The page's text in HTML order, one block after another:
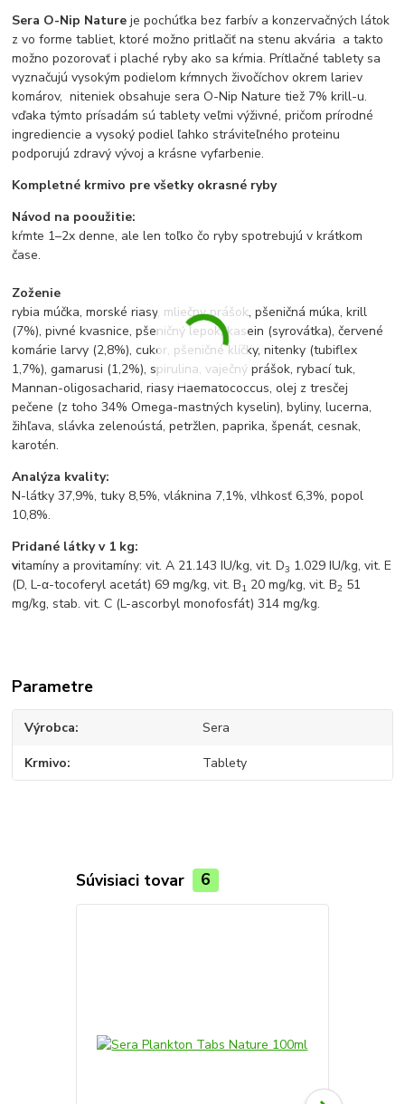
Sera O-Nip Nature je pochúťka bez farbív a konzervačných látok
z vo forme tabliet, ktoré možno pritlačiť na stenu akvária a takto
možno pozorovať i plaché ryby ako sa kŕmia. Prítlačné tablety sa
vyznačujú vysokým podielom kŕmnych živočíchov okrem lariev
komárov, niteniek obsahuje sera O-Nip Nature tiež 7% krill-u.
vďaka týmto prísadám sú tablety veľmi výživné, pričom prírodné
ingrediencie a vysoký podiel ľahko stráviteľného proteinu
podporujú zdravý vývoj a krásne vyfarbenie.
Kompletné krmivo pre všetky okrasné ryby
Návod na pooužitie:
kŕmte 1–2x denne, ale len toľko čo ryby spotrebujú v krátkom
čase.
Zoženie
rybia múčka, morské riasy, mliečny prášok, pšeničná múka, krill
(7%), pivné kvasnice, pšeničný lepok, kasein (syrovátka), červené
komárie larvy (2,8%), cukor, pšeničné klíčky, nitenky (tubiflex
1,7%), gamarusi (1,2%), spirulina, vaječný prášok, rybací tuk,
Mannan-oligosacharid, riasy Haematococcus, olej z tresčej
pečene (z toho 34% Omega-mastných kyselin), byliny, lucerna,
žihľava, slávka zelenoústá, petržlen, paprika, špenát, cesnak,
karotén.
Analýza kvality:
N-látky 37,9%, tuky 8,5%, vláknina 7,1%, vlhkosť 6,3%, popol
10,8%.
Pridané látky v 1 kg:
vitamíny a provitamíny: vit. A 21.143 IU/kg, vit. D3 1.029 IU/kg, vit. E
(D, L-α-tocoferyl acetát) 69 mg/kg, vit. B1 20 mg/kg, vit. B2 51
mg/kg, stab. vit. C (L-ascorbyl monofosfát) 314 mg/kg.
Parametre
Výrobca Sera
Krmivo Tablety
Súvisiaci tovar 6